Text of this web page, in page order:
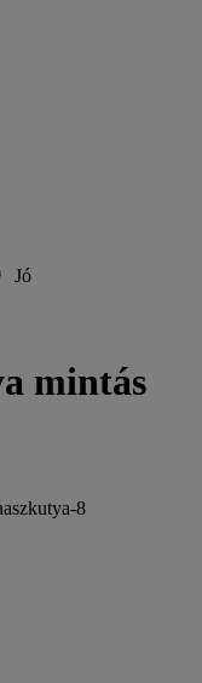
Jó
mintás
8